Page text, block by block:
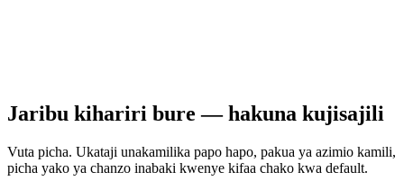
Jaribu kihariri bure — hakuna kujisajili
Vuta picha. Ukataji unakamilika papo hapo, pakua ya azimio kamili,
picha yako ya chanzo inabaki kwenye kifaa chako kwa default.